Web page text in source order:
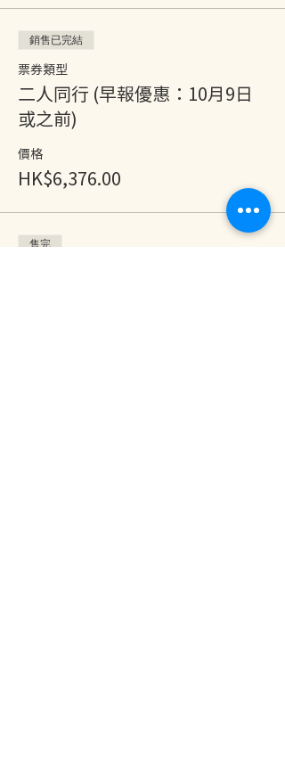
銷售已完結
票券類型
二人同行 (早報優惠：10月9日
或之前)
價格
HK$6,376.00
售完